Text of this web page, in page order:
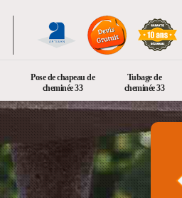
Pose de chapeau de
cheminée 33
Tubage de
cheminée 33